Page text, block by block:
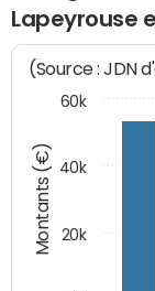
Lapeyrouse
Montants (€)
(Source : JDN
20k
40k
60k